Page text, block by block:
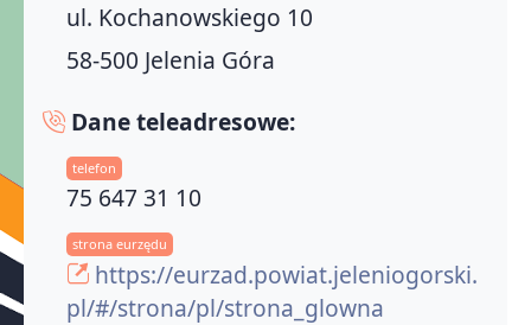
ul. Kochanowskiego 10
58-500 Jelenia Góra
Dane teleadresowe:
telefon
75 647 31 10
strona eurzędu
https://eurzad.powiat.jeleniogorski.
pl/#/strona/pl/strona_glowna